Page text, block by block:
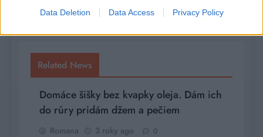
Data Deletion Data Access Privacy Policy
Related News
Domáce šišky bez kvapky oleja. Dám ich
do rúry pridám džem a pečiem
Romana 3 roky ago 0